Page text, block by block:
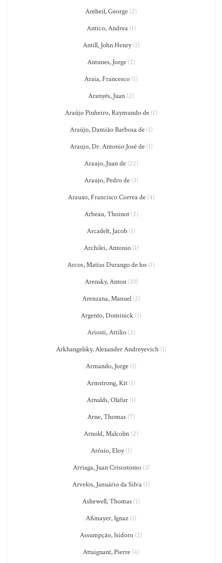
Antheil, George (2)
Antico, Andrea(1)
Antill, John Henry(1)
Antunes, Jorge(2)
Araia, Francesco (1)
Aranyés, Juan (2)
Araújo Pinheiro, Raymundo de (1)
Araújo, Damião Barbosa de(1)
Araujo, Dr. Antonio José de(1)
Araujo, Juan de(22)
Araujo, Pedro de(3)
Arauxo, Francisco Correa de(4)
Arbeau, Thoinot(2)
Arcadelt, Jacob (1)
Archilei, Antonio(1)
Arcos, Matías Durango de los (1)
Arensky, Anton(10)
Arenzana, Manuel(2)
Argento, Dominick (1)
Ariosti, Attilio(2)
Arkhangelsky, Alexander Andreyevich(1)
Armando, Jorge (1)
Armstrong, Kit (1)
Arnalds, Olafur(1)
Arne, Thomas (7)
Arnold, Malcolm (2)
Arósio, Eloy(1)
Arriaga, Juan Crisostomo(3)
Arvelos, Januário da Silva (1)
Ashewell, Thomas (1)
Aßmayer, Ignaz (1)
Assumpção, Isidoro (2)
Attaignant, Pierre (4)